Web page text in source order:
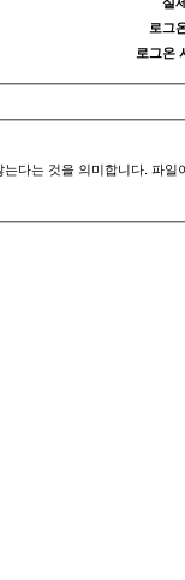
로그
로그온
다는 것을 의미합니다. 파